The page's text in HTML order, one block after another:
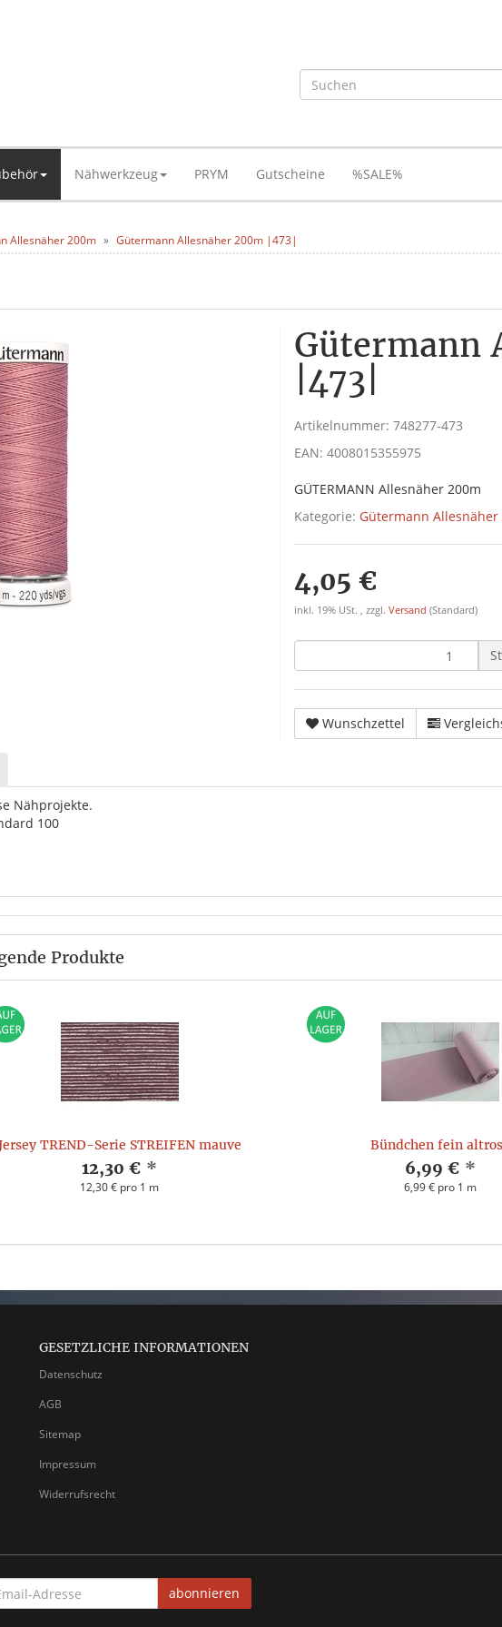
Nähwerkzeug PRYM Gutscheine %SALE%
Allesnäher 200m Gütermann Allesnäher 200m |473|
Gütermann
|473|
Artikelnummer: 748277-473
EAN: 4008015355975
GÜTERMANN Allesnäher 200m
Kategorie: Gütermann Allesnäher
4,05 €
inkl. 19% USt. , zzgl. Versand (Standard)
Wunschzettel
Nähprojekte.
100
Produkte
TREND-Serie STREIFEN mauve
12,30 € *
12,30 € pro 1 m
Bündchen fein
6,99 € *
6,99 € pro 1 m
GESETZLICHE INFORMATIONEN
Datenschutz
AGB
Sitemap
Impressum
Widerrufsrecht
abonnieren